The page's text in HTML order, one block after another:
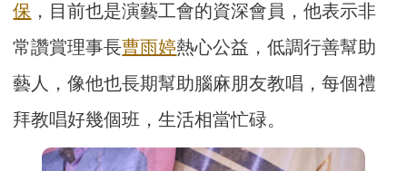
保 ，目前也是演藝工會的資深會員，他表示非
常讚賞理事長曹雨婷熱心公益，低調行善幫助
藝人，像他也長期幫助腦麻朋友教唱，每個禮
拜教唱好幾個班，生活相當忙碌。